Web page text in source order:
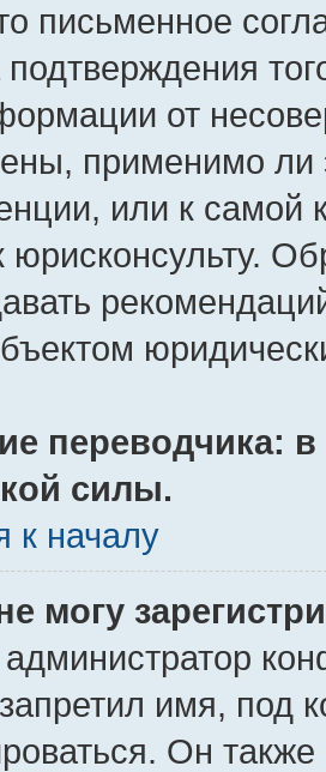
письменное
подтверждения
от
применимо ли
или к самой
переводчика:
силы.
к началу
могу
имя, под
Он